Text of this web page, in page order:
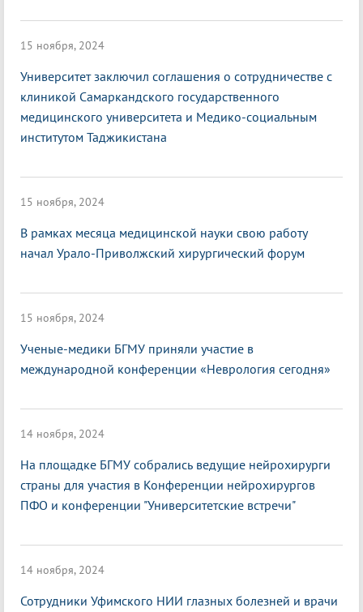
15 ноября, 2024
Университет заключил соглашения о сотрудничестве с
клиникой Самаркандского государственного
медицинского университета и Медико-социальным
институтом Таджикистана
15 ноября, 2024
В рамках месяца медицинской науки свою работу
начал Урало-Приволжский хирургический форум
15 ноября, 2024
Ученые-медики БГМУ приняли участие в
международной конференции «Неврология сегодня»
14 ноября, 2024
На площадке БГМУ собрались ведущие нейрохирурги
страны для участия в Конференции нейрохирургов
ПФО и конференции "Университетские встречи"
14 ноября, 2024
Сотрудники Уфимского НИИ глазных болезней и врачи